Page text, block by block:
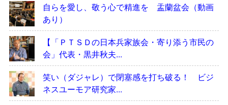
自らを愛し、敬う心で精進を 盂蘭盆会（動画
あり）
【「ＰＴＳＤの日本兵家族会・寄り添う市民の
会」代表・黒井秋夫...
笑い（ダジャレ）で閉塞感を打ち破る！ ビジ
ネスユーモア研究家...